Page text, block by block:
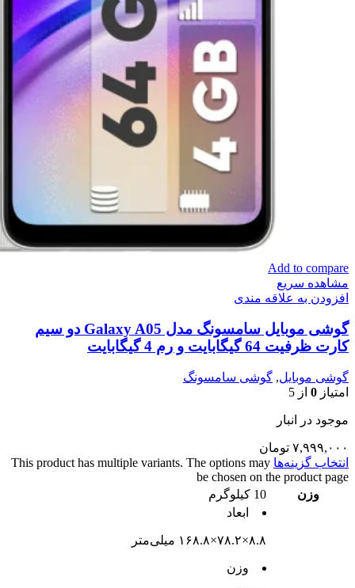
Add to compare
مشاهده سریع
افزودن به علاقه مندی
گوشی موبایل سامسونگ مدل Galaxy A05 دو سیم
کارت ظرفیت 64 گیگابایت و رم 4 گیگابایت
گوشی موبایل, گوشی سامسونگ
امتیاز 0 از 5
موجود در انبار
۷,۹۹۹,۰۰۰ تومان
انتخاب گزینه‌ها This product has multiple variants. The options may
be chosen on the product page
وزن
10 کیلوگرم
ابعاد
۸.۸×۷۸.۲×۱۶۸.۸ میلی‌متر
وزن